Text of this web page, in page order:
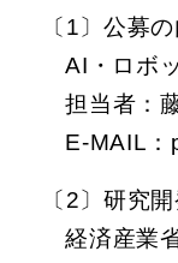
〔1〕公募
AI・ロボ
担当者：
E-MAIL：
〔2〕研究
経済産業